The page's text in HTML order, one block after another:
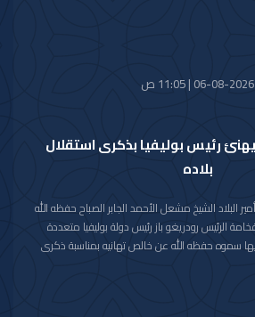
06-08-2026 | 11:05 ص
رئيس بوليفيا بذكرى استقلال
بلاده
الشيخ مشعل الأحمد الجابر الصباح حفظه الله
الرئيس رودريغو باز رئيس دولة بوليفيا متعددة
سموه حفظه الله عن خالص تهانيه بمناسبة ذكرى